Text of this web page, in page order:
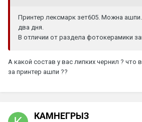
Принтер лексмарк зет605. Можна
два дня.
В отличии от раздела фотокерамики
А какой состав у вас липких чернил ? что
за принтер ашпи ??
КАМНЕГРЫЗ